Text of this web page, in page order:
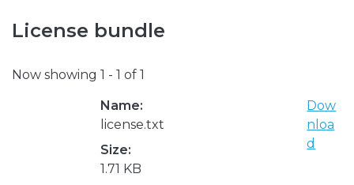
License bundle
Now showing 1 - 1 of 1
Name:
license.txt
Size:
1.71 KB
Dow
nloa
d